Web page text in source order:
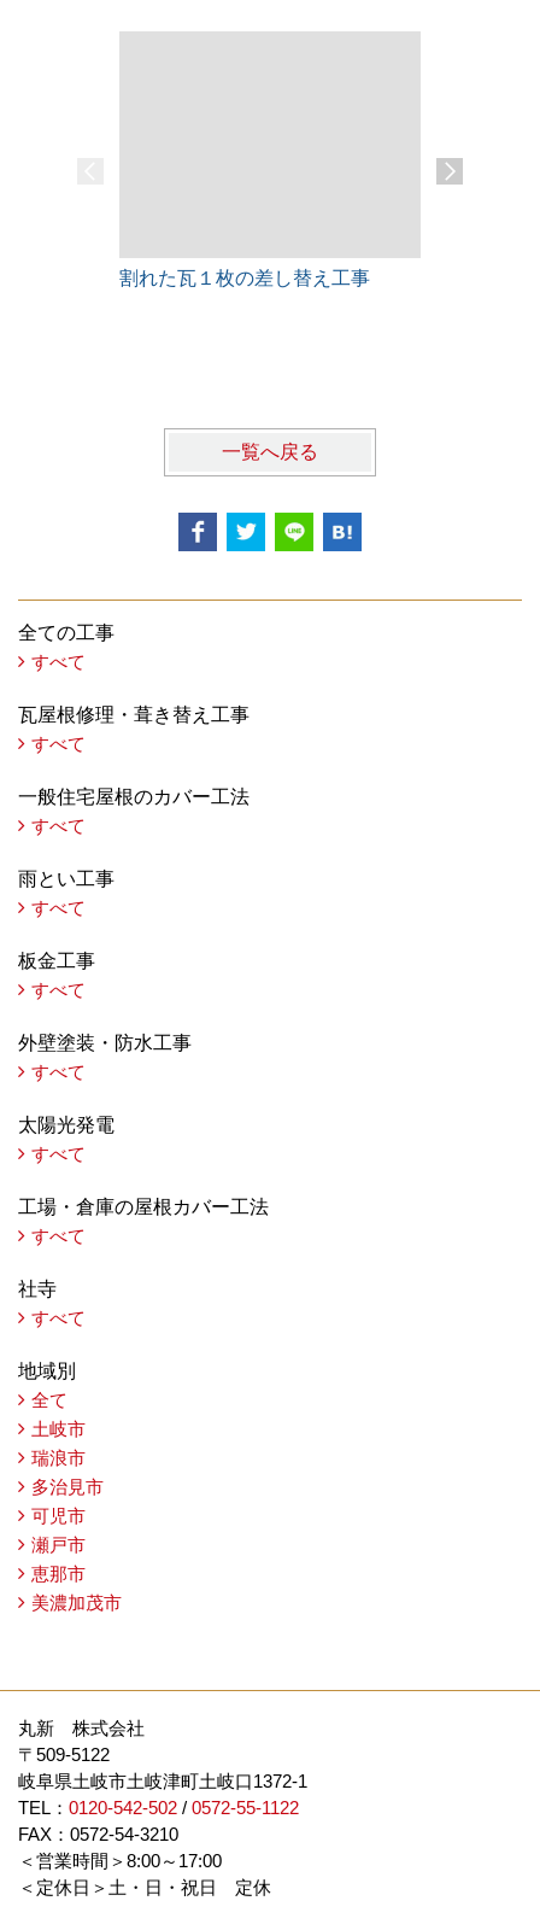
割れた瓦１枚の差し替え工事
一覧へ戻る
全ての工事
すべて
瓦屋根修理・葺き替え工事
すべて
一般住宅屋根のカバー工法
すべて
雨とい工事
すべて
板金工事
すべて
外壁塗装・防水工事
すべて
太陽光発電
すべて
工場・倉庫の屋根カバー工法
すべて
社寺
すべて
地域別
全て
土岐市
瑞浪市
多治見市
可児市
瀬戸市
恵那市
美濃加茂市
丸新 株式会社
〒509-5122
岐阜県土岐市土岐津町土岐口1372-1
TEL： 0120-542-502 / 0572-55-1122
FAX：0572-54-3210
＜営業時間＞8:00～17:00
＜定休日＞土・日・祝日 定休